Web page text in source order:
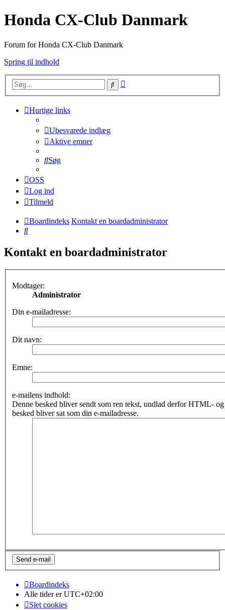
Honda CX-Club Danmark
Forum for Honda CX-Club Danmark
Spring til indhold
Søg
Hurtige links
Ubesvarede indlæg
Aktive emner
Søg
OSS
Log ind
Tilmeld
Boardindeks Kontakt en boardadministrator
Søg
Kontakt en boardadministrator
Modtager:
Administrator
Din e-mailadresse:
Dit navn:
Emne:
e-mailens indhold:
Denne besked bliver sendt som ren tekst, undlad derfor HTML-
besked bliver sat som din e-mailadresse.
Boardindeks
Alle tider erUTC+02:00
Slet cookies